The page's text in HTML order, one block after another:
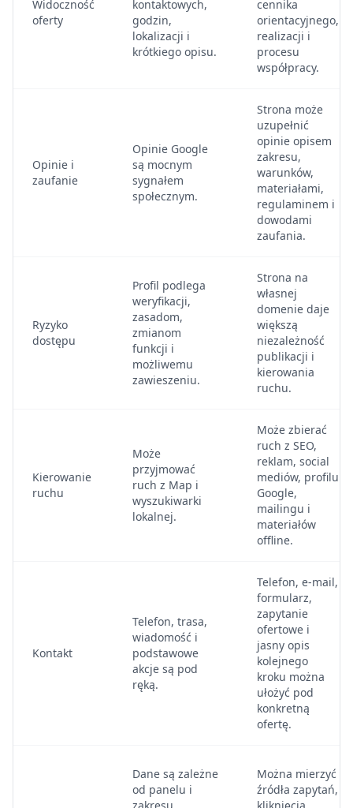
Widoczność
oferty
kontaktowych,
godzin,
lokalizacji i
krótkiego opisu.
cennika
orientacyjnego,
realizacji i
procesu
współpracy.
Opinie i
zaufanie
Opinie Google
są mocnym
sygnałem
społecznym.
Strona może
uzupełnić
opinie opisem
zakresu,
warunków,
materiałami,
regulaminem i
dowodami
zaufania.
Ryzyko
dostępu
Profil podlega
weryfikacji,
zasadom,
zmianom
funkcji i
możliwemu
zawieszeniu.
Strona na
własnej
domenie daje
większą
niezależność
publikacji i
kierowania
ruchu.
Kierowanie
ruchu
Może
przyjmować
ruch z Map i
wyszukiwarki
lokalnej.
Może zbierać
ruch z SEO,
reklam, social
mediów, profilu
Google,
mailingu i
materiałów
offline.
Kontakt
Telefon, trasa,
wiadomość i
podstawowe
akcje są pod
ręką.
Telefon, e-mail,
formularz,
zapytanie
ofertowe i
jasny opis
kolejnego
kroku można
ułożyć pod
konkretną
ofertę.
Dane są zależne
od panelu i
Można mierzyć
źródła zapytań,